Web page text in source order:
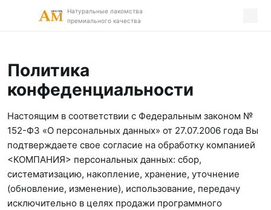
Натуральные лакомства
премиального качества
Натуральные лакомства
премиального качества
Политика
конфеденциальности
Настоящим в соответствии с Федеральным законом №
152-ФЗ «О персональных данных» от 27.07.2006 года Вы
подтверждаете свое согласие на обработку компанией
<КОМПАНИЯ> персональных данных: сбор,
систематизацию, накопление, хранение, уточнение
(обновление, изменение), использование, передачу
исключительно в целях продажи программного